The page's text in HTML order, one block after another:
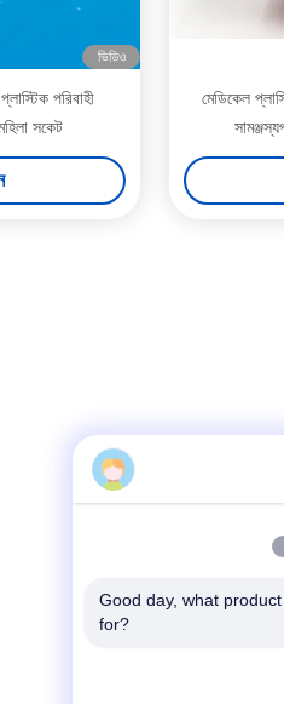
ভিডিও
পরিবাহী
সকেট
মেডিকেল
টেলিফোন
Good day, what
for?